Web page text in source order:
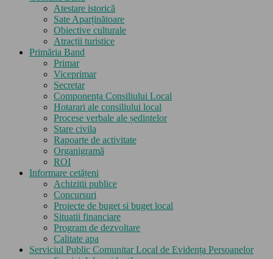
Atestare istorică
Sate Aparținătoare
Obiective culturale
Atracții turistice
Primăria Band
Primar
Viceprimar
Secretar
Componența Consiliului Local
Hotarari ale consiliului local
Procese verbale ale ședintelor
Stare civila
Rapoarte de activitate
Organigramă
ROI
Informare cetățeni
Achizitii publice
Concursuri
Proiecte de buget si buget local
Situatii financiare
Program de dezvoltare
Calitate apa
Serviciul Public Comunitar Local de Evidența Persoanelor